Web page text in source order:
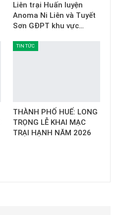
Liên trại Huấn luyện
Anoma Ni Liên và Tuyết
Sơn GĐPT khu vực…
TIN TỨC
THÀNH PHỐ HUẾ: LONG
TRỌNG LỄ KHAI MẠC
TRẠI HẠNH NĂM 2026